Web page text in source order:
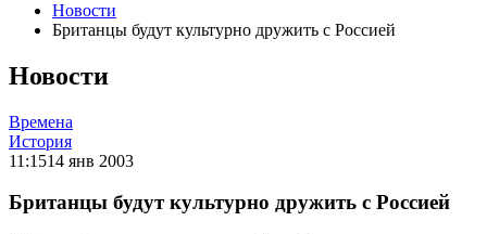
Новости
Британцы будут культурно дружить с Россией
Новости
Времена
История
11:1514 янв 2003
Британцы будут культурно дружить с Россией